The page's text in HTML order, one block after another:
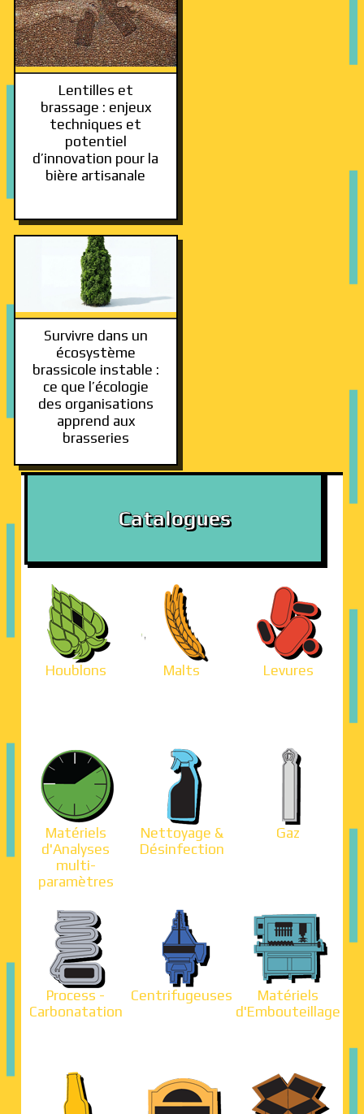
Lentilles et
brassage : enjeux
techniques et
potentiel
d’innovation pour la
bière artisanale
Survivre dans un
écosystème
brassicole instable :
ce que l’écologie
des organisations
apprend aux
brasseries
Catalogues
Houblons Malts Levures
Matériels
d'Analyses
multi-
paramètres
Nettoyage &
Désinfection
Gaz
Process -
Carbonatation
Centrifugeuses
Matériels
d'Embouteillage